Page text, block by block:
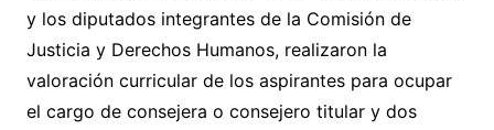
y los diputados integrantes de la Comisión de
Justicia y Derechos Humanos, realizaron la
valoración curricular de los aspirantes para ocupar
el cargo de consejera o consejero titular y dos